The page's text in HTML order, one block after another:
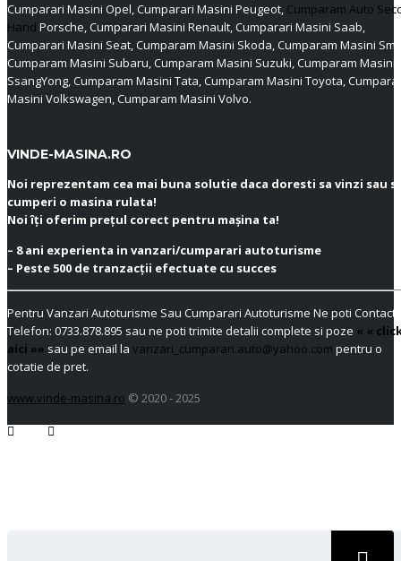
Cumparari Masini Opel, Cumparari Masini Peugeot, Cumparam Auto
Hand Porsche, Cumparari Masini Renault, Cumparari Masini Saab,
Cumparari Masini Seat, Cumparam Masini Skoda, Cumparam Masini
Cumparam Masini Subaru, Cumparam Masini Suzuki, Cumparam Masini
SsangYong, Cumparam Masini Tata, Cumparam Masini Toyota,
Masini Volkswagen, Cumparam Masini Volvo.
VINDE-MASINA.RO
Noi reprezentam cea mai buna solutie daca doresti sa vinzi sau
cumperi o masina rulata!
Noi îți oferim prețul corect pentru mașina ta!
– 8 ani experienta in vanzari/cumparari autoturisme
– Peste 500 de tranzacții efectuate cu succes
Pentru Vanzari Autoturisme Sau Cumparari Autoturisme Ne poti
Telefon: 0733.878.895 sau ne poti trimite detalii complete si poze « «
aici »» sau pe email la vanzari_cumparari.auto@yahoo.com pentru o
cotatie de pret.
www.vinde-masina.ro © 2020 - 2025